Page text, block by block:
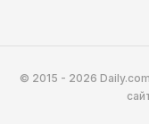
© 2015 - 2026